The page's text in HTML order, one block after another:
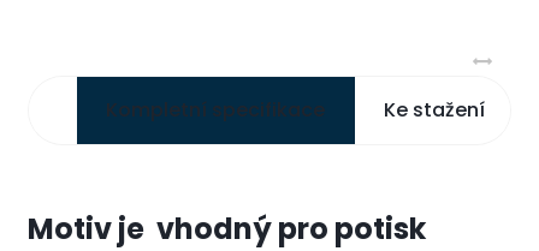
Kompletní specifikace Ke stažení
Motiv je vhodný pro potisk